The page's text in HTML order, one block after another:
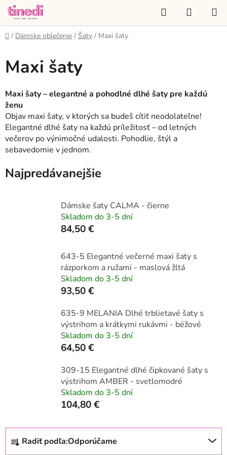
Prejsť
obsah
Hľadať
KOŠÍK
Domov
/ Dámske oblečenie / Šaty / Maxi šaty
Maxi šaty
Maxi šaty – elegantné a pohodlné dlhé šaty pre každú
ženu
Objav maxi šaty, v ktorých sa budeš cítiť neodolateľne!
Elegantné dlhé šaty na každú príležitosť – od letných
večerov po výnimočné udalosti. Pohodlie, štýl a
sebavedomie v jednom.
Najpredávanejšie
Dámske šaty CALMA - čierne
Skladom do 3-5 dní
84,50 €
643-5 Elegantné večerné maxi šaty s
rázporkom a ružami - maslová žltá
Skladom do 3-5 dní
93,50 €
635-9 MELANIA Dlhé trblietavé šaty s
výstrihom a krátkymi rukávmi - béžové
Skladom do 3-5 dní
64,50 €
309-15 Elegantné dlhé čipkované šaty s
výstrihom AMBER - svetlomodré
Skladom do 3-5 dní
104,80 €
R
Radiť podľa:Odporúčame